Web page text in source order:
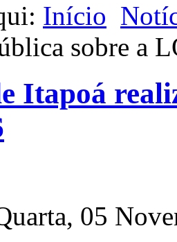
Início
sobre a
Itapoá
05